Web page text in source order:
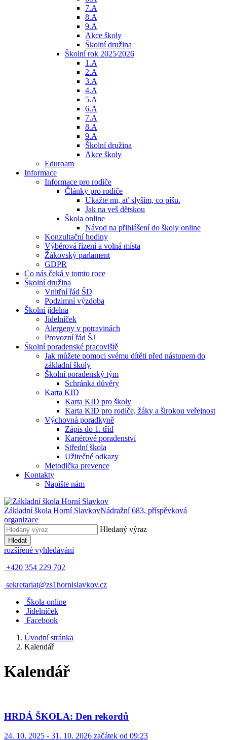
7.A
8.A
9.A
Akce školy
Školní družina
Školní rok 2025⁄2026
1.A
2.A
3.A
4.A
5.A
6.A
7.A
8.A
9.A
Školní družina
Akce školy
Eduroam
Informace
Informace pro rodiče
Články pro rodiče
Ukažte mi, ať slyším, co píšu.
Jak na veš dětskou
Škola online
Návod na přihlášení do školy online
Konzultační hodiny
Výběrová řízení a volná místa
Žákovský parlament
GDPR
Co nás čeká v tomto roce
Školní družina
Vnitřní řád ŠD
Podzimní výzdoba
Školní jídelna
Jídelníček
Alergeny v potravinách
Provozní řád ŠJ
Školní poradenské pracoviště
Jak můžete pomoci svému dítěti před nástupem do
základní školy
Školní poradenský tým
Schránka důvěry
Karta KID
Karta KID pro školy
Karta KID pro rodiče, žáky a širokou veřejnost
Výchovná poradkyně
Zápis do 1. tříd
Kariérové poradenství
Střední škola
Užitečné odkazy
Metodička prevence
Kontakty
Napište nám
Základní škola Horní SlavkovNádražní 683, příspěvková
organizace
Hledaný výraz
Hledat
rozšířené vyhledávání
+420 354 229 702
sekretariat@zs1hornislavkov.cz
Škola online
Jídelníček
Facebook
Úvodní stránka
Kalendář
Kalendář
HRDÁ ŠKOLA: Den rekordů
24. 10. 2025 - 31. 10. 2026 začátek od 09:23